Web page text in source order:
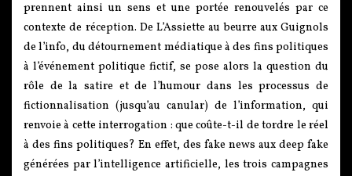
prennent ainsi un sens et une portée renouvelés par ce
contexte de réception. De L’Assiette au beurre aux Guignols
de l’info, du détournement médiatique à des fins politiques
à l’événement politique fictif, se pose alors la question du
rôle de la satire et de l’humour dans les processus de
fictionnalisation (jusqu’au canular) de l’information, qui
renvoie à cette interrogation : que coûte-t-il de tordre le réel
à des fins politiques? En effet, des fake news aux deep fake
générées par l’intelligence artificielle, les trois campagnes